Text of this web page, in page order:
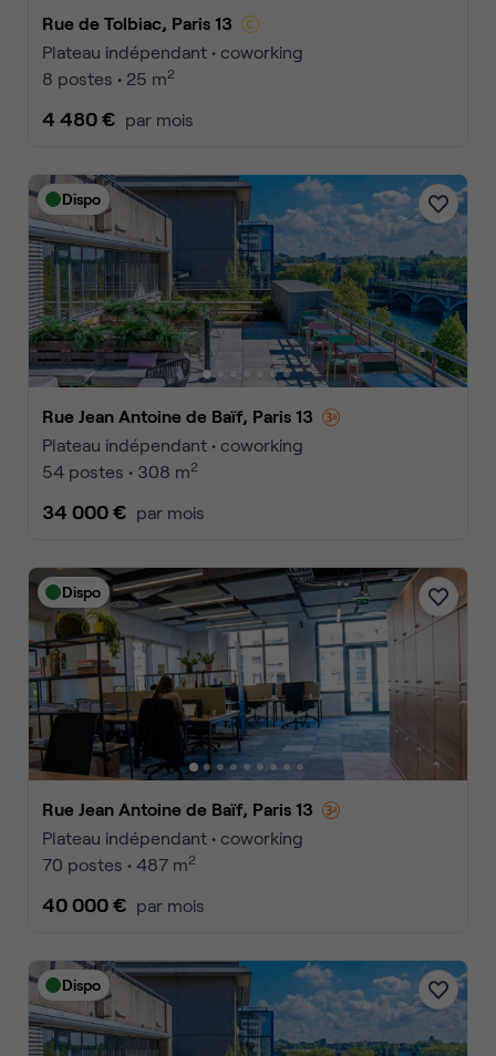
Rue de Tolbiac, Paris 13
Plateau indépendant • coworking
8 postes • 25 m2
4 480 € par mois
Dispo
Rue Jean Antoine de Baïf, Paris 13
Plateau indépendant • coworking
54 postes • 308 m2
34 000 € par mois
Dispo
Rue Jean Antoine de Baïf, Paris 13
Plateau indépendant • coworking
70 postes • 487 m2
40 000 € par mois
Dispo